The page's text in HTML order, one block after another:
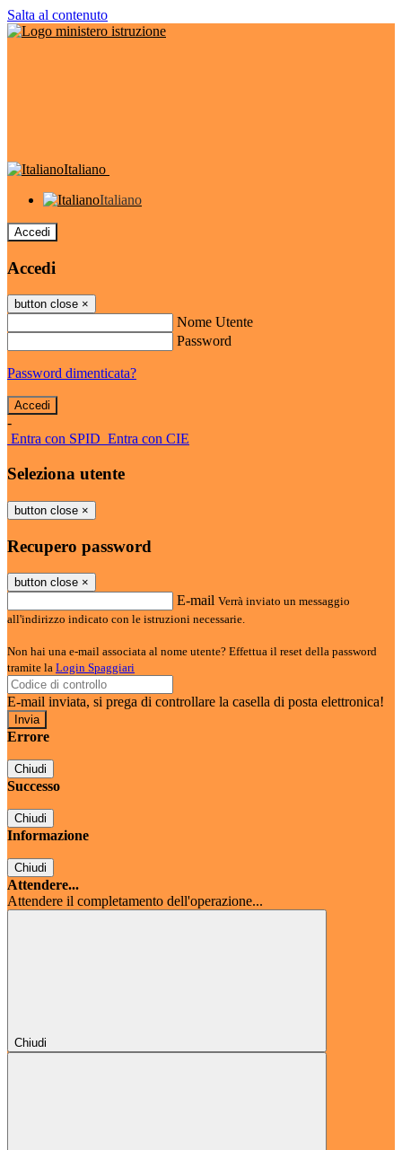
Salta al contenuto
Italiano
Italiano
Accedi
Accedi
button close ×
Nome Utente
Password
Password dimenticata?
-
Entra con SPID Entra con CIE
Seleziona utente
button close ×
Recupero password
button close ×
E-mail Verrà inviato un messaggio
all'indirizzo indicato con le istruzioni necessarie.
Non hai una e-mail associata al nome utente? Effettua il reset della password
tramite la Login Spaggiari
E-mail inviata, si prega di controllare la casella di posta elettronica!
Errore
Chiudi
Successo
Chiudi
Informazione
Chiudi
Attendere...
Attendere il completamento dell'operazione...
Chiudi